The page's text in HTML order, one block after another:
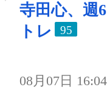
寺田心、週
トレ
95
08月07日 16:04